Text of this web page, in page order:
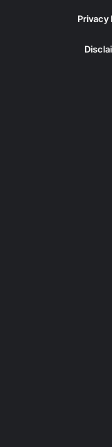
Privacy